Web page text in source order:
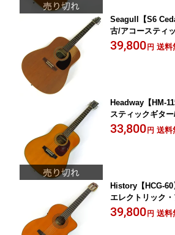
Seagull【S6
古/アコースティ
ガル】岡山店
39,800 円 送料
Headway【HM-
スティックギタ
ッドウェイ】岡
33,800 円 送料
History【HCG-
エレクトリック
ー/エレアコ/エレ
山店
39,800 円 送料